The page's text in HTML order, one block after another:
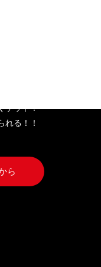
ゲット！
れる！！
ら